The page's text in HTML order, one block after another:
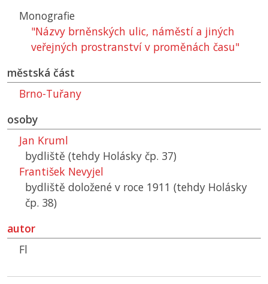
Monografie
"Názvy brněnských ulic, náměstí a jiných
veřejných prostranství v proměnách času"
městská část
Brno-Tuřany
osoby
Jan Kruml
bydliště (tehdy Holásky čp. 37)
František Nevyjel
bydliště doložené v roce 1911 (tehdy Holásky
čp. 38)
autor
Fl